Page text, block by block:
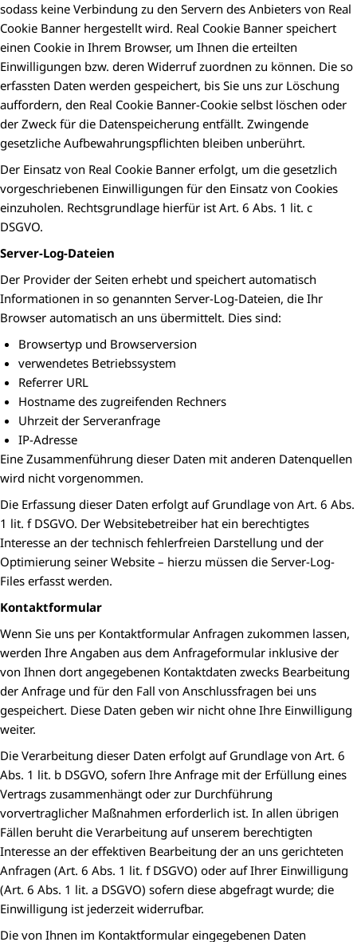
sodass keine Verbindung zu den Servern des Anbieters von Real
Cookie Banner hergestellt wird. Real Cookie Banner speichert
einen Cookie in Ihrem Browser, um Ihnen die erteilten
Einwilligungen bzw. deren Widerruf zuordnen zu können. Die so
erfassten Daten werden gespeichert, bis Sie uns zur Löschung
auffordern, den Real Cookie Banner-Cookie selbst löschen oder
der Zweck für die Datenspeicherung entfällt. Zwingende
gesetzliche Aufbewahrungspflichten bleiben unberührt.
Der Einsatz von Real Cookie Banner erfolgt, um die gesetzlich
vorgeschriebenen Einwilligungen für den Einsatz von Cookies
einzuholen. Rechtsgrundlage hierfür ist Art. 6 Abs. 1 lit. c
DSGVO.
Server-Log-Dateien
Der Provider der Seiten erhebt und speichert automatisch
Informationen in so genannten Server-Log-Dateien, die Ihr
Browser automatisch an uns übermittelt. Dies sind:
Browsertyp und Browserversion
verwendetes Betriebssystem
Referrer URL
Hostname des zugreifenden Rechners
Uhrzeit der Serveranfrage
IP-Adresse
Eine Zusammenführung dieser Daten mit anderen Datenquellen
wird nicht vorgenommen.
Die Erfassung dieser Daten erfolgt auf Grundlage von Art. 6 Abs.
1 lit. f DSGVO. Der Websitebetreiber hat ein berechtigtes
Interesse an der technisch fehlerfreien Darstellung und der
Optimierung seiner Website – hierzu müssen die Server-Log-
Files erfasst werden.
Kontaktformular
Wenn Sie uns per Kontaktformular Anfragen zukommen lassen,
werden Ihre Angaben aus dem Anfrageformular inklusive der
von Ihnen dort angegebenen Kontaktdaten zwecks Bearbeitung
der Anfrage und für den Fall von Anschlussfragen bei uns
gespeichert. Diese Daten geben wir nicht ohne Ihre Einwilligung
weiter.
Die Verarbeitung dieser Daten erfolgt auf Grundlage von Art. 6
Abs. 1 lit. b DSGVO, sofern Ihre Anfrage mit der Erfüllung eines
Vertrags zusammenhängt oder zur Durchführung
vorvertraglicher Maßnahmen erforderlich ist. In allen übrigen
Fällen beruht die Verarbeitung auf unserem berechtigten
Interesse an der effektiven Bearbeitung der an uns gerichteten
Anfragen (Art. 6 Abs. 1 lit. f DSGVO) oder auf Ihrer Einwilligung
(Art. 6 Abs. 1 lit. a DSGVO) sofern diese abgefragt wurde; die
Einwilligung ist jederzeit widerrufbar.
Die von Ihnen im Kontaktformular eingegebenen Daten